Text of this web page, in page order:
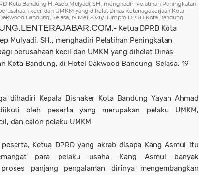
Kota Bandung H. Asep Mulyadi, SH., menghadiri Pelatihan Peningkatan
kecil dan UMKM yang dihelat Dinas Ketenagakerjaan Kota
Bandung, Selasa, 19 Mei 2026/Humpro DPRD Kota Bandung
,- Ketua DPRD Kota
Mulyadi, SH., menghadiri Pelatihan Peningkatan
perusahaan kecil dan UMKM yang dihelat Dinas
Kota Bandung, di Hotel Oakwood Bandung, Selasa, 19
dihadiri Kepala Disnaker Kota Bandung Yayan Ahmad
oleh peserta yang merupakan pelaku UMKM,
dan calon pelaku UMKM.
Ketua DPRD yang akrab disapa Kang Asmul itu
para pelaku usaha. Kang Asmul banyak
panjang pengalaman dirinya mengembangkan